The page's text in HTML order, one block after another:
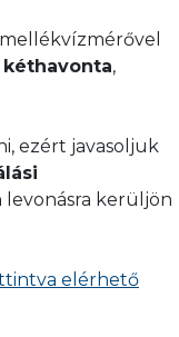
és az oldható
vagy lakás-
hitelesítés évétől -
le (127/1991. (X.
kéthavonta,
ezért javasoljuk
levonásra kerüljön
elérhető